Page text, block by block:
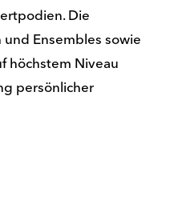
Die
Ensembles sowie
höchstem Niveau
persönlicher